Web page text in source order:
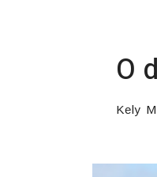
O
Kely